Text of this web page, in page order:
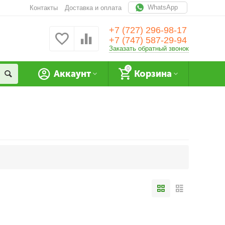
WhatsApp
Контакты Доставка и оплата
+7 (727) 296-98-17
+7 (747) 587-29-94
Заказать обратный звонок
0
Корзина
Аккаунт